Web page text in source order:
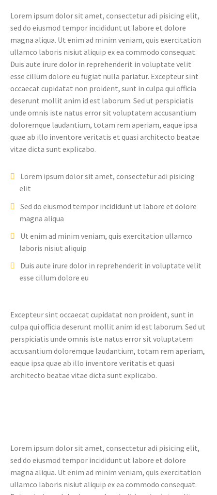
Lorem ipsum dolor sit amet, consectetur adi pisicing elit,
sed do eiusmod tempor incididunt ut labore et dolore
magna aliqua. Ut enim ad minim veniam, quis exercitation
ullamco laboris nisiut aliquip ex ea commodo consequat.
Duis aute irure dolor in reprehenderit in voluptate velit
esse cillum dolore eu fugiat nulla pariatur. Excepteur sint
occaecat cupidatat non proident, sunt in culpa qui officia
deserunt mollit anim id est laborum. Sed ut perspiciatis
unde omnis iste natus error sit voluptatem accusantium
doloremque laudantium, totam rem aperiam, eaque ipsa
quae ab illo inventore veritatis et quasi architecto beatae
vitae dicta sunt explicabo.
Lorem ipsum dolor sit amet, consectetur adi pisicing
elit
Sed do eiusmod tempor incididunt ut labore et dolore
magna aliqua
Ut enim ad minim veniam, quis exercitation ullamco
laboris nisiut aliquip
Duis aute irure dolor in reprehenderit in voluptate velit
esse cillum dolore eu
Excepteur sint occaecat cupidatat non proident, sunt in
culpa qui officia deserunt mollit anim id est laborum. Sed ut
perspiciatis unde omnis iste natus error sit voluptatem
accusantium doloremque laudantium, totam rem aperiam,
eaque ipsa quae ab illo inventore veritatis et quasi
architecto beatae vitae dicta sunt explicabo.
Lorem ipsum dolor sit amet, consectetur adi pisicing elit,
sed do eiusmod tempor incididunt ut labore et dolore
magna aliqua. Ut enim ad minim veniam, quis exercitation
ullamco laboris nisiut aliquip ex ea commodo consequat.